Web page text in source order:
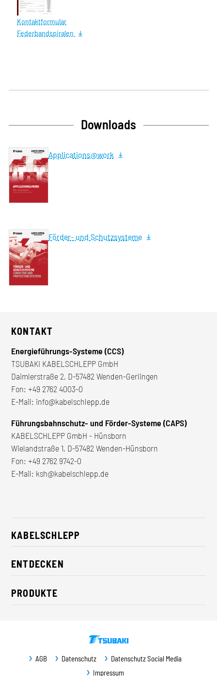
Kontaktformular
Federbandspiralen
Downloads
Applications@work
Förder- und Schutzsysteme
KONTAKT
Energieführungs-Systeme (CCS)
TSUBAKI KABELSCHLEPP GmbH
Daimlerstraße 2, D-57482 Wenden-Gerlingen
Fon: +49 2762 4003-0
E-Mail: info@kabelschlepp.de
Führungsbahnschutz- und Förder-Systeme (CAPS)
KABELSCHLEPP GmbH - Hünsborn
Wielandstraße 1, D-57482 Wenden-Hünsborn
Fon: +49 2762 9742-0
E-Mail: ksh@kabelschlepp.de
KABELSCHLEPP
Über uns
Karriere
CSR / Nachhaltigkeit
Kontakt
ENTDECKEN
Branchenlösungen
News
PRODUKTE
Führungsbahnschutz
AGB Datenschutz
Datenschutz Social Media
Impressum